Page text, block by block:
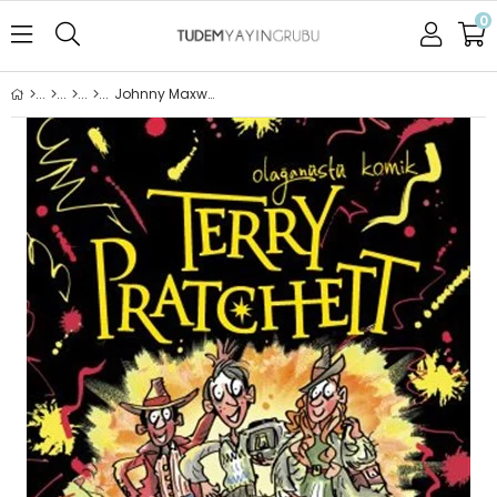
0
Johnny Maxwell: Zamanı Ancak Sen Durdurabilirsin